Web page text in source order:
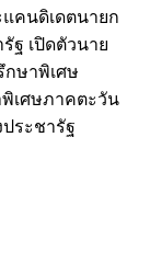
คนดิเดตนายก
ฐ เปิดตัวนาย
ษาพิเศษ
เศษภาคตะวัน
ระชารัฐ